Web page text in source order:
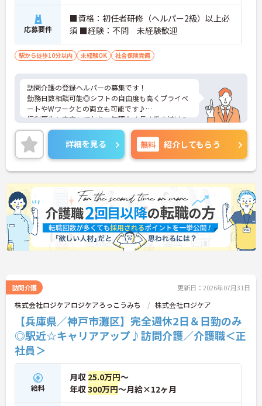
応募要件
■資格：初任者研修（ヘルパー2級）以上必
須 ■経験：不問 未経験歓迎
駅から徒歩10分以内 未経験OK 社会保険完備
訪問介護の登録ヘルパーの募集です！
勤務日数相談可能◎シフトの自由度も高くプライベ
ートやWワークとの両立も可能です♪
福利厚生も充実しており、無理なく長く働き続けら
れる職場です。
ご興味のある方には、面接対策ポイントなどさらに
詳細をお話いたしますので、お気軽にご相談くださ
い。
詳細を見る 無料 紹介してもらう
訪問介護 更新日：2026年07月31日
株式会社ロジケアロジケアろっこうみち 株式会社ロジケア
【兵庫県／神戸市灘区】完全週休2日＆日勤のみ
◎駅近☆キャリアアップ♪訪問介護／介護職＜正
社員＞
給料
月収 25.0万円～
年収300万円～月給×12ヶ月